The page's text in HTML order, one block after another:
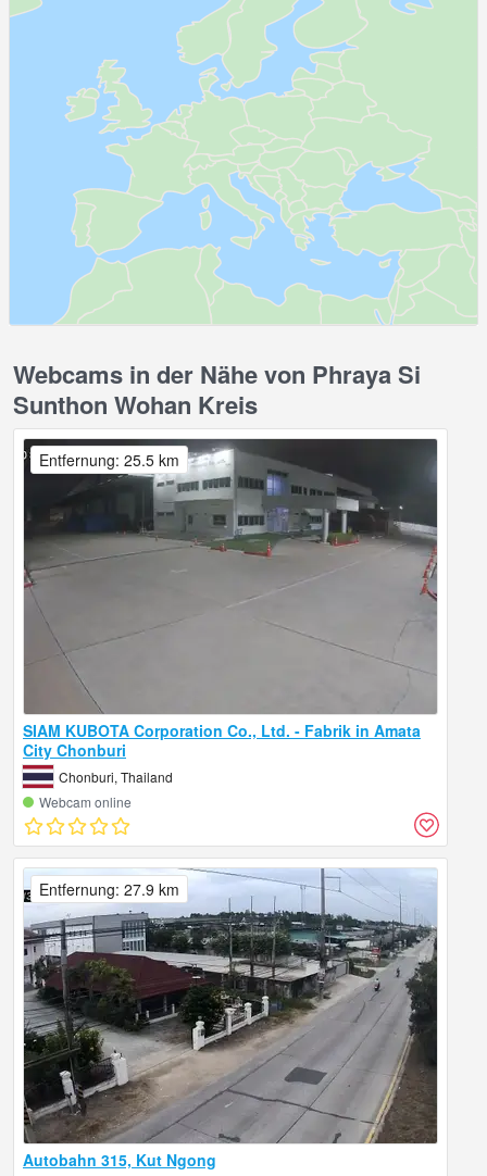
Webcams in der Nähe von Phraya Si
Sunthon Wohan Kreis
SIAM KUBOTA Corporation Co., Ltd. - Fabrik in Amata
City Chonburi
Chonburi, Thailand
Webcam online
Entfernung: 25.5 km
Autobahn 315, Kut Ngong
Entfernung: 27.9 km